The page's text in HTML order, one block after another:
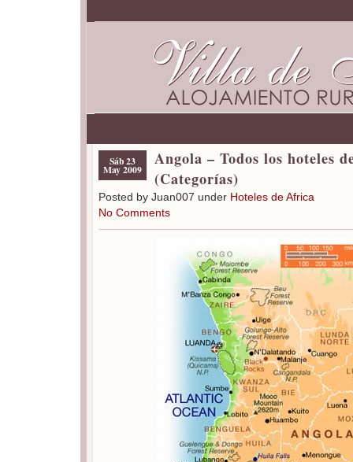
Sáb 23
May 2009
Angola – Todos los hoteles
(Categorías)
Posted by Juan007 under Hoteles de Africa
No Comments